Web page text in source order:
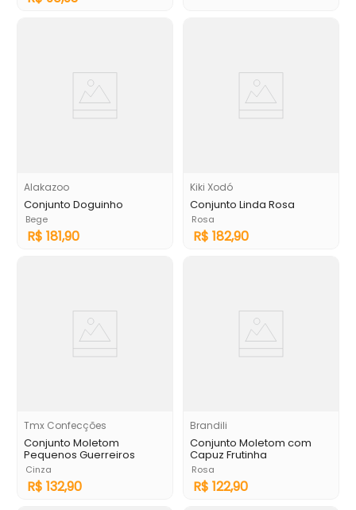
Alakazoo
Conjunto Doguinho
Bege
R$ 181,90
Kiki Xodó
Conjunto Linda Rosa
Rosa
R$ 182,90
Tmx Confecções
Conjunto Moletom
Pequenos Guerreiros
Cinza
R$ 132,90
Brandili
Conjunto Moletom com
Capuz Frutinha
Rosa
R$ 122,90